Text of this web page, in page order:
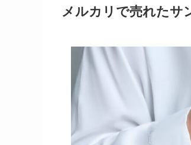
メルカリで売れたサ